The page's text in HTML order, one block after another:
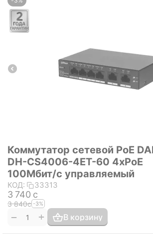
Коммутатор сетевой PoE
DH-CS4006-4ET-60 4xPoE
100Мбит/с управляемый
КОД: 33313
3 740 с
3 840с -3%
+
− В корзину